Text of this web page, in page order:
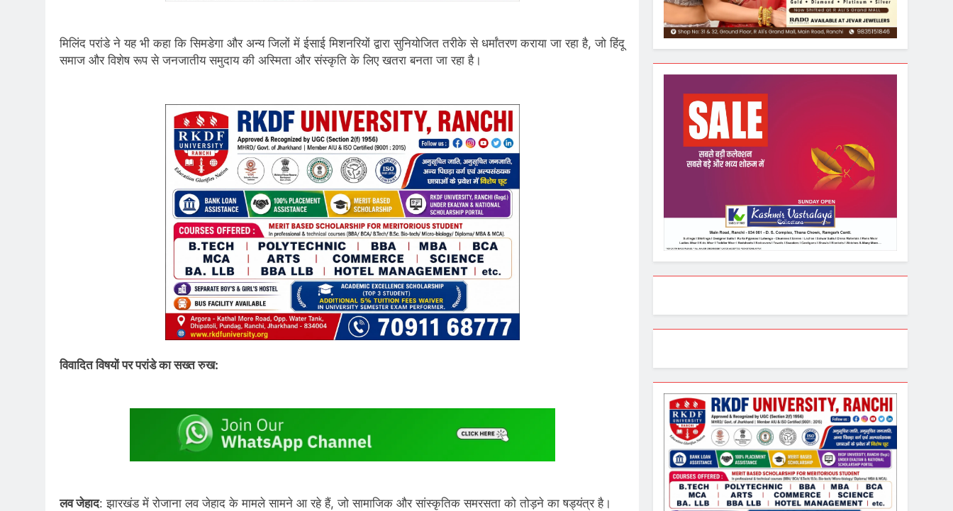
मिलिंद परांडे ने यह भी कहा कि सिमडेगा और अन्य जिलों में ईसाई मिशनरियों द्वारा सुनियोजित तरीके से धर्मांतरण कराया जा रहा है, जो हिंदू
समाज और विशेष रूप से जनजातीय समुदाय की अस्मिता और संस्कृति के लिए खतरा बनता जा रहा है।
विवादित विषयों पर परांडे का सख्त रुख:
लव जेहाद: झारखंड में रोजाना लव जेहाद के मामले सामने आ रहे हैं, जो सामाजिक और सांस्कृतिक समरसता को तोड़ने का षड्यंत्र है।